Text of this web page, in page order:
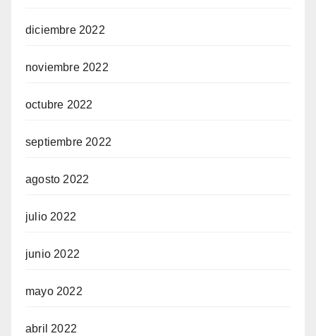
diciembre 2022
noviembre 2022
octubre 2022
septiembre 2022
agosto 2022
julio 2022
junio 2022
mayo 2022
abril 2022